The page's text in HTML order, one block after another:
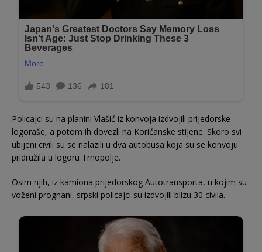
Policajci su na planini Vlašić iz konvoja izdvojili prijedorske
logoraše, a potom ih dovezli na Korićanske stijene. Skoro svi
ubijeni civili su se nalazili u dva autobusa koja su se konvoju
pridružila u logoru Trnopolje.
Osim njih, iz kamiona prijedorskog Autotransporta, u kojim su
voženi prognani, srpski policajci su izdvojili blizu 30 civila.